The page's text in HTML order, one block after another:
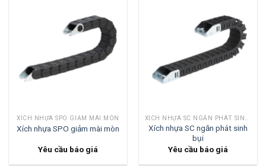
XÍCH NHỰA SPO GIẢM MÀI MÒN
Xích nhựa SPO giảm mài mòn
Yêu cầu báo giá
Xích nhựa SC ngăn phát sinh
bụi
Yêu cầu báo giá